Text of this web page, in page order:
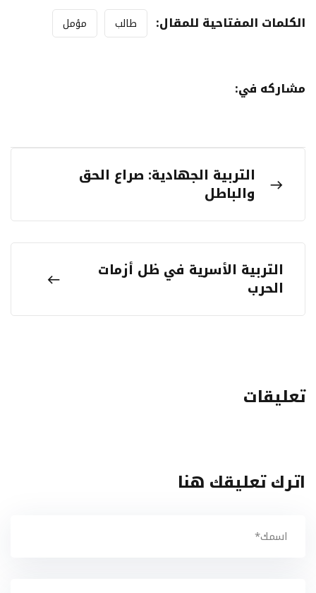
الكلمات المفتاحية للمقال: طالب مؤمل
مشاركه في:
التربية الجهادية: صراع الحق
والباطل
التربية الأسرية في ظل أزمات
الحرب
تعليقات
اترك تعليقك هنا